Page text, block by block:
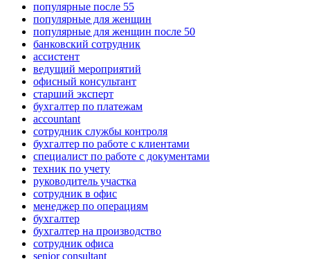
популярные после 55
популярные для женщин
популярные для женщин после 50
банковский сотрудник
ассистент
ведущий мероприятий
офисный консультант
старший эксперт
бухгалтер по платежам
accountant
сотрудник службы контроля
бухгалтер по работе с клиентами
специалист по работе с документами
техник по учету
руководитель участка
сотрудник в офис
менеджер по операциям
бухгалтер
бухгалтер на производство
сотрудник офиса
senior consultant